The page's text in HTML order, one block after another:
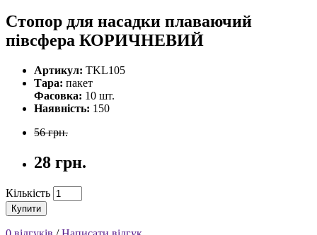
Стопор для насадки плаваючий
півсфера КОРИЧНЕВИЙ
Артикул: TKL105
Тара: пакет
Фасовка: 10 шт.
Наявність: 150
56 грн.
28 грн.
Кількість
Купити